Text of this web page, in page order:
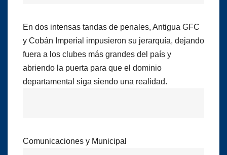
En dos intensas tandas de penales, Antigua GFC
y Cobán Imperial impusieron su jerarquía, dejando
fuera a los clubes más grandes del país y
abriendo la puerta para que el dominio
departamental siga siendo una realidad.
Comunicaciones y Municipal